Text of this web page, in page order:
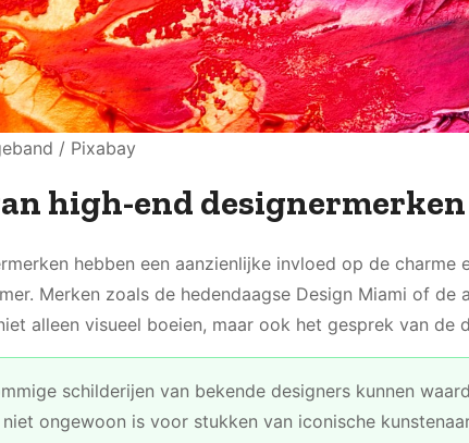
/ Pixabay
high-end designermerken
hebben een aanzienlijke invloed op de charme
Merken zoals de hedendaagse Design Miami of
alleen visueel boeien, maar ook het gesprek van de
schilderijen van bekende designers kunnen
niet ongewoon is voor stukken van iconische